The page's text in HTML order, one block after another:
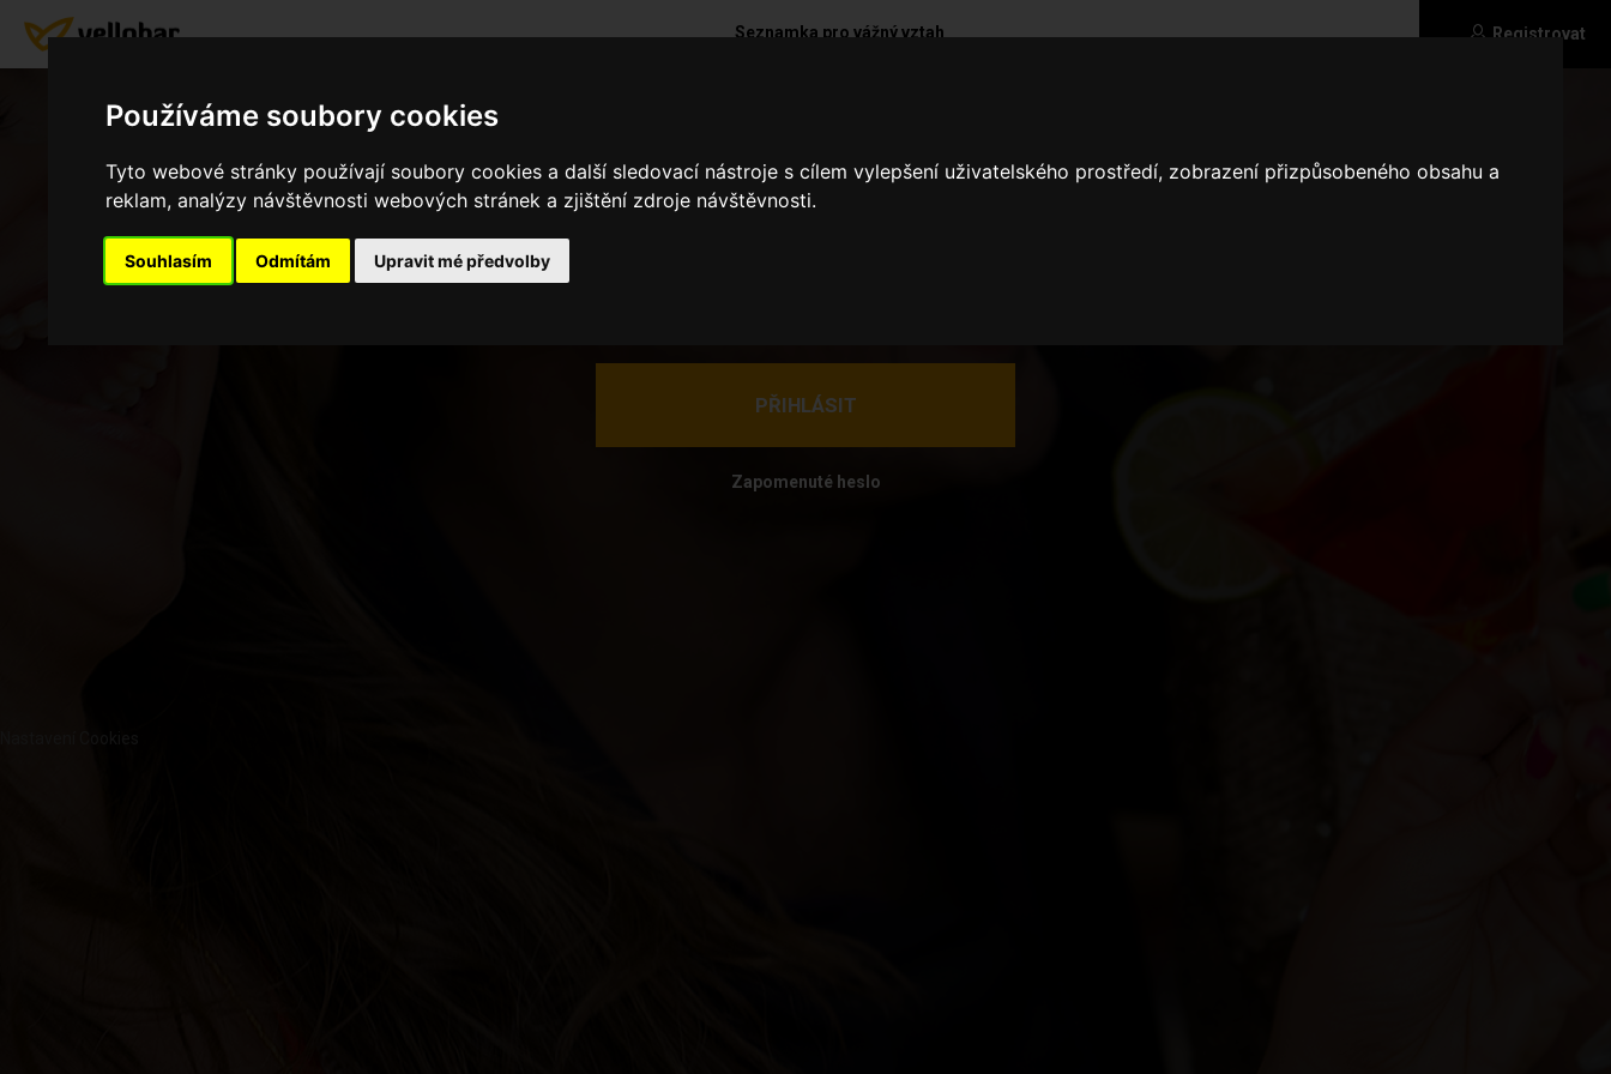
Používáme soubory cookies
Tyto webové stránky používají soubory cookies a další sledovací nástroje s cílem vylepšení uživatelského prostředí, zobrazení přizpůsobeného obsahu a
reklam, analýzy návštěvnosti webových stránek a zjištění zdroje návštěvnosti.
Souhlasím Odmítám Upravit mé předvolby
Registrovat
Seznamka pro vážný vztah
Zapomenuté heslo